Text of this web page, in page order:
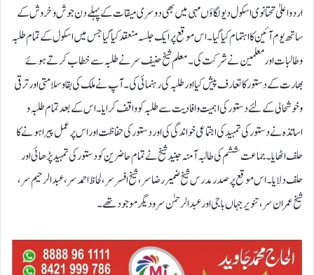
اردو اعلیٰ تحتانوی اسکول دیولگاؤں مہی میں بھی دوسری میقات کے پہلے دن جوش و خروش کے
ساتھ یوم آئین کا اہتمام کیا گیا۔ اس موقع پر ایک جلسہ منعقد کیا گیا جس میں اسکول کے تمام طلبہ
و طالبات اور معلمین نے شرکت کی۔ معلم شیخ حنیف سر نے طلبہ سے خطاب کرتے ہوئے
بھارت کے دستور کا تعارف پیش کیا اور طلبہ کی رہنمائی کی۔ آپ نے ملک کی بقا و سلامتی اور ترقی
و خوشحالی کے لئے دستور کی اہمیت و افادیت سے طلبہ کو واقف کرایا۔ اس کے بعد تمام طلبہ و
اساتذہ نے دستور کی تمہید کی اجتماعی خواندگی کی اور دستور کی حفاظت اور اس پر عمل پیرا ہونے کا
حلف اٹھایا۔ جماعت ششم کی طالبہ آمنہ جنید شیخ نے تمام حاضرین کو دستور کی تمہید پڑھائی اور
حلف دلایا۔ اس موقع پر صدر مدرس شیخ ضمیر رضا سر، شیخ افسرسر، لحاظ احمدسر، عبدالرحیم سر،
شیخ عمران سر، تنویر جہاں باجی اور عبدالرحمٰن سر و دیگر موجود تھے۔